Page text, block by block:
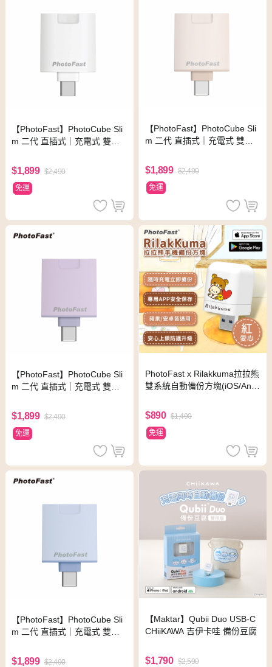
【PhotoFast】PhotoCube Sli
m 二代 直插式｜充電式 雙系
$1,899 $2,490
免運
【PhotoFast】PhotoCube Sli
m 二代 直插式｜充電式 雙系
(奶茶)
$1,899 $2,490
免運
【PhotoFast】PhotoCube Sli
m 二代 直插式｜充電式 雙系
$1,899 $2,490
免運
PhotoFast x Rilakkuma拉拉熊
雙系統自動備份方塊(iOS/Andr
$890 $1,490
免運
【PhotoFast】PhotoCube Sli
m 二代 直插式｜充電式 雙系
$1,899 $2,490
【Maktar】Qubii Duo USB-C
CHiiKAWA 吉伊卡哇 備份豆腐
$1,790 $2,590